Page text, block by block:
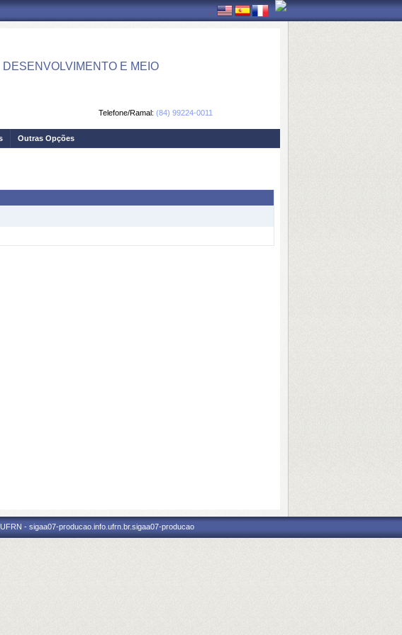
E MEIO
Telefone/Ramal: (84) 99224-0011
Outras Opções
- sigaa07-producao.info.ufrn.br.sigaa07-producao